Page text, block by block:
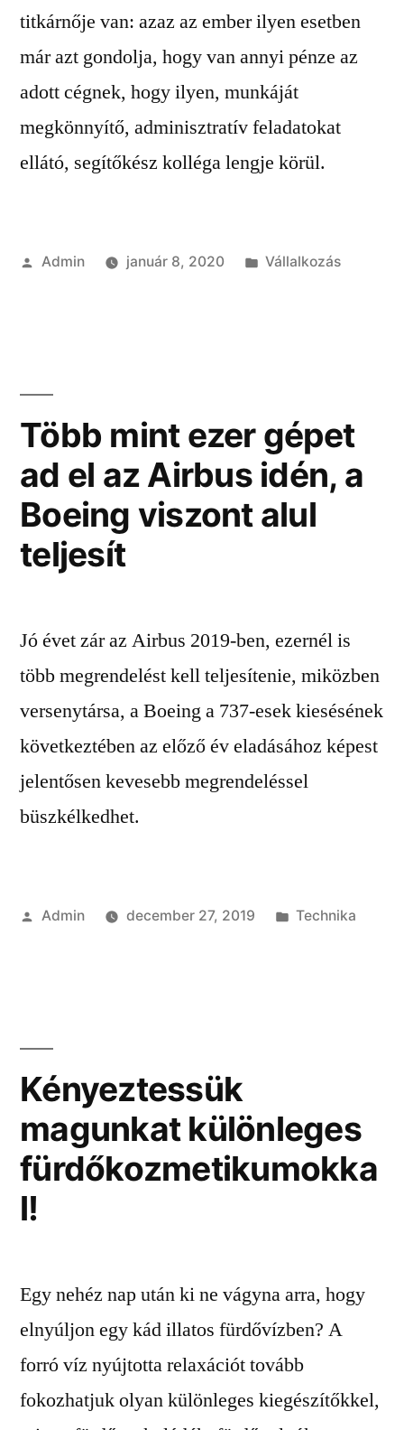
titkárnője van: azaz az ember ilyen esetben
már azt gondolja, hogy van annyi pénze az
adott cégnek, hogy ilyen, munkáját
megkönnyítő, adminisztratív feladatokat
ellátó, segítőkész kolléga lengje körül.
Szerző:
Admin január 8, 2020 Kategória:
Vállalkozás
Több mint ezer gépet
ad el az Airbus idén, a
Boeing viszont alul
teljesít
Jó évet zár az Airbus 2019-ben, ezernél is
több megrendelést kell teljesítenie, miközben
versenytársa, a Boeing a 737-esek kiesésének
következtében az előző év eladásához képest
jelentősen kevesebb megrendeléssel
büszkélkedhet.
Szerző:
Admin december 27, 2019 Kategória:
Technika
Kényeztessük
magunkat különleges
fürdőkozmetikumokka
l!
Egy nehéz nap után ki ne vágyna arra, hogy
elnyúljon egy kád illatos fürdővízben? A
forró víz nyújtotta relaxációt tovább
fokozhatjuk olyan különleges kiegészítőkkel,